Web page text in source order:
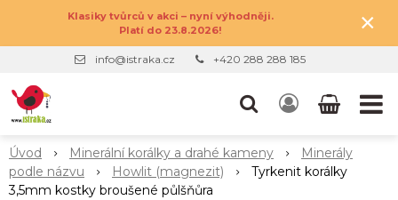
Klasiky tvůrců v akci – nyní výhodněji.
Platí do 23.8.2026!
×
info@istraka.cz +420 288 288 185
Úvod Minerální korálky a drahé kameny
Minerály
podle názvu
Howlit (magnezit)
Tyrkenit korálky
3,5mm kostky broušené půlšňůra